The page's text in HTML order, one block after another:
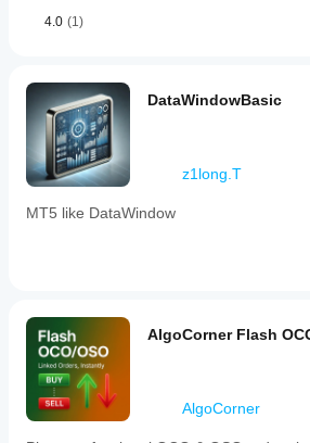
identification.
is
also
configurable
to
suit
different
needs.
available
next
to
the
chart
mode
icon
4.0 (1)
DataWindowBasic
z1long.T
MT5 like DataWindow
AlgoCorner Flash
AlgoCorner